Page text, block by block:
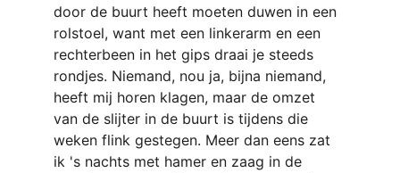
door de buurt heeft moeten duwen in een
rolstoel, want met een linkerarm en een
rechterbeen in het gips draai je steeds
rondjes. Niemand, nou ja, bijna niemand,
heeft mij horen klagen, maar de omzet
van de slijter in de buurt is tijdens die
weken flink gestegen. Meer dan eens zat
ik 's nachts met hamer en zaag in de